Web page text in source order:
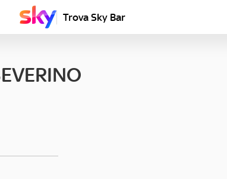
Trova Sky Bar